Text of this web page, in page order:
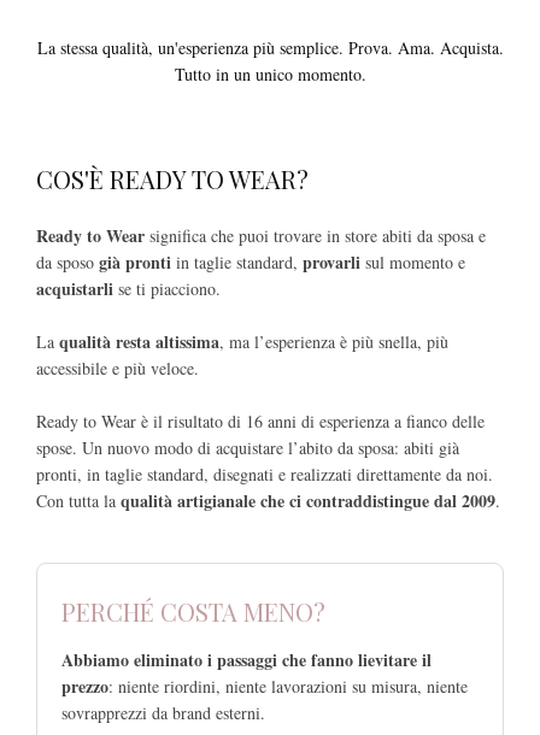
La stessa qualità, un'esperienza più semplice. Prova. Ama. Acquista.
Tutto in un unico momento.
COS'È READY TO WEAR?
Ready to Wear significa che puoi trovare in store abiti da sposa e
da sposo già pronti in taglie standard, provarli sul momento e
acquistarli se ti piacciono.
La qualità resta altissima, ma l’esperienza è più snella, più
accessibile e più veloce.
Ready to Wear è il risultato di 16 anni di esperienza a fianco delle
spose. Un nuovo modo di acquistare l’abito da sposa: abiti già
pronti, in taglie standard, disegnati e realizzati direttamente da noi.
Con tutta la qualità artigianale che ci contraddistingue dal 2009.
PERCHÉ COSTA MENO?
Abbiamo eliminato i passaggi che fanno lievitare il
prezzo: niente riordini, niente lavorazioni su misura, niente
sovrapprezzi da brand esterni.